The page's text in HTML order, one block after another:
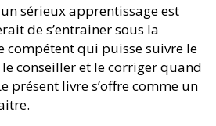
sérieux apprentissage est
de s’entrainer sous la
compétent qui puisse suivre le
conseiller et le corriger quand
présent livre s’offre comme un